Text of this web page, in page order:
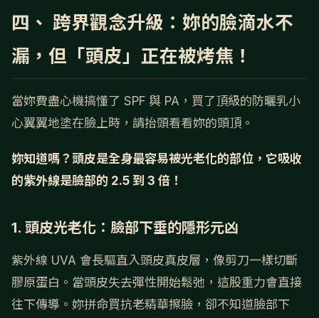
四、 跨界觀念升級：妳的臉滴水不
漏，但「頭皮」正在被烤焦！
當妳費盡心機搞懂了 SPF 與 PA，買了頂級的防曬乳小
心翼翼地塗在臉上時，請抬頭看看妳的頭頂。
妳知道嗎？頭皮是全身最容易被光老化的部位，它吸收
的紫外線是臉部的 2.5 到 3 倍！
1. 頭皮光老化：臉部下垂的隱形元凶
紫外線 UVA 會長驅直入頭皮真皮層，像剪刀一樣切斷
膠原蛋白。當頭皮失去彈性開始鬆弛，這股重力會直接
往下傳導。妳拼命買抗老精華擦臉，卻不知道臉部下